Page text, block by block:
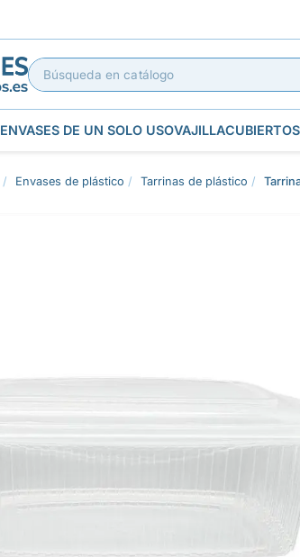
ENVASES DE UN SOLO USOVAJILLACUBIERTOS
Envases de plástico Tarrinas de plástico